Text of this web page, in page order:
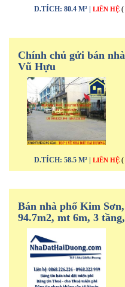
D.TÍCH: 80.4 M² | LIÊN HỆ (
Chính chủ gửi bán
Vũ Hựu
D.TÍCH: 58.5 M² | LIÊN HỆ (
Bán nhà phố Kim
94.7m2, mt 6m, 3